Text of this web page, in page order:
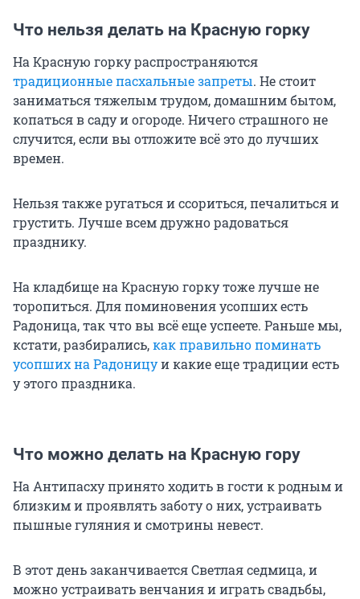
Что нельзя делать на Красную горку
На Красную горку распространяются
традиционные пасхальные запреты. Не стоит
заниматься тяжелым трудом, домашним бытом,
копаться в саду и огороде. Ничего страшного не
случится, если вы отложите всё это до лучших
времен.
Нельзя также ругаться и ссориться, печалиться и
грустить. Лучше всем дружно радоваться
празднику.
На кладбище на Красную горку тоже лучше не
торопиться. Для поминовения усопших есть
Радоница, так что вы всё еще успеете. Раньше мы,
кстати, разбирались,как правильно поминать
усопших на Радоницуи какие еще традиции есть
у этого праздника.
Что можно делать на Красную гору
На Антипасху принято ходить в гости к родным и
близким и проявлять заботу о них, устраивать
пышные гуляния и смотрины невест.
В этот день заканчивается Светлая седмица, и
можно устраивать венчания и играть свадьбы,